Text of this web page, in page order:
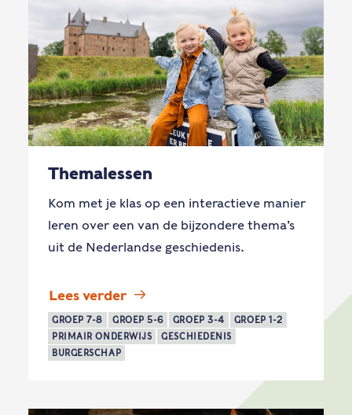
Themalessen
Kom met je klas op een interactieve manier
leren over een van de bijzondere thema’s
uit de Nederlandse geschiedenis.
Lees verder
GROEP 7-8 GROEP 5-6 GROEP 3-4
GROEP 1-2
PRIMAIR ONDERWIJS
GESCHIEDENIS
BURGERSCHAP